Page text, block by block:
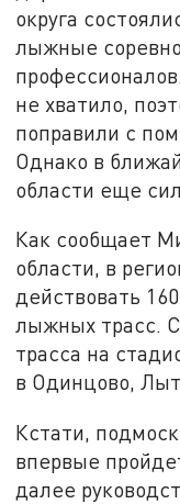
округа
лыжные
не хватило,
поправили с
Однако в
области еще
Как сообщает
области, в
действовать
лыжных трасс.
трасса на
в Одинцово,
Кстати,
впервые
далее